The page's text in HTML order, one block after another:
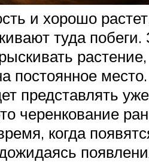
и хорошо
туда
постоянное
представлять
черенкование
когда